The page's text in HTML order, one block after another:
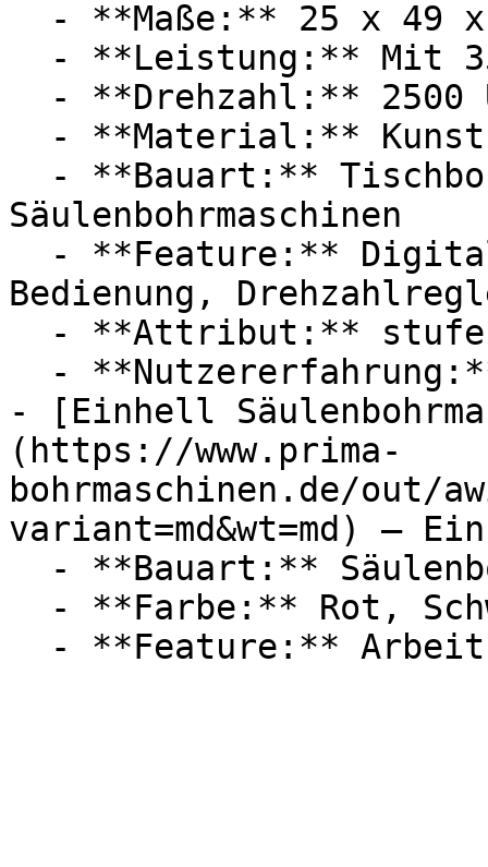
Säulenbohrmaschinen
Bedienung,
- [Einhell
(https://www.prima-
bohrmaschinen.de/out/
variant=md&wt=md) —